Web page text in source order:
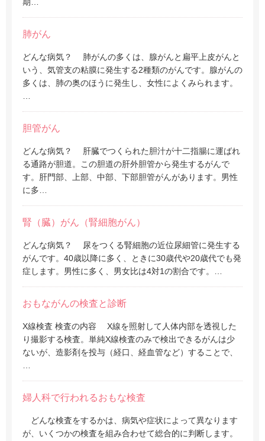
肺がん
どんな病気？ 肺がんの多くは、腺がんと扁平上皮がんと
いう、気管支の粘膜に発生する2種類のがんです。腺がんの
多くは、肺の奥のほうに発生し、女性によくみられます。
胆管がん
どんな病気？ 肝臓でつくられた胆汁が十二指腸に運ばれ
る通路が胆道。この胆道の肝外胆管から発生するがんで
す。肝門部、上部、中部、下部胆管がんがあります。男性
に多…
腎（臓）がん（腎細胞がん）
どんな病気？ 尿をつくる腎細胞の近位尿細管に発生する
がんです。40歳以降に多く、ときに30歳代や20歳代でも発
症します。男性に多く、男女比は4対1の割合です。…
おもながんの検査と診断
X線検査 検査の内容 X線を照射して人体内部を透視した
り撮影する検査。単純X線検査のみで検出できるがんは少
ないが、造影剤を投与（経口、経血管など）することで、
婦人科で行われるおもな検査
どんな検査をするかは、病気や症状によって異なります
が、いくつかの検査を組み合わせて総合的に判断します。